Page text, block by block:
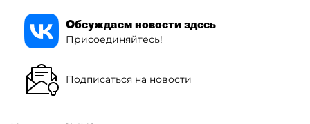
Обсуждаем новости здесь
Присоединяйтесь!
Подписаться на новости